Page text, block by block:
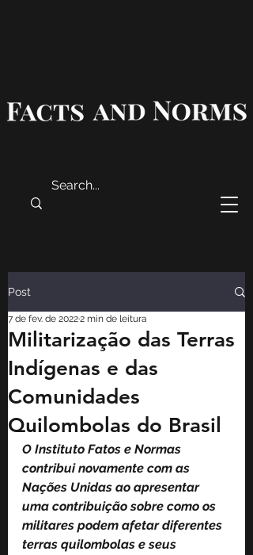
Post
Militarização das Terras
Indígenas e das
Comunidades
Quilombolas do Brasil
7 de fev. de 20222 min de leitura
O Instituto Fatos e Normas
contribui novamente com as
Nações Unidas ao apresentar
uma contribuição sobre como os
militares podem afetar diferentes
terras quilombolas e seus